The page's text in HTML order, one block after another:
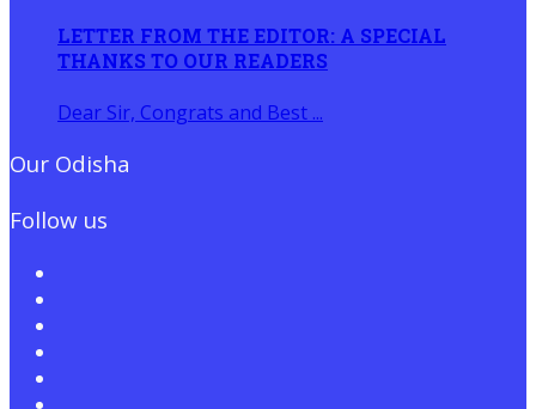
LETTER FROM THE EDITOR: A SPECIAL
THANKS TO OUR READERS
Dear Sir, Congrats and Best ...
Our Odisha
Follow us